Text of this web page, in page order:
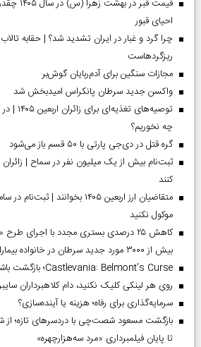
قیمت
احیای قبور
چرا گرد و غبار در ایران تشدید شد؟ | حقابه
ریزگردهاست
مجازات سنگین برای آدم‌ربایان گوش‌بر
واکسن جدید سرطان پانکراس امیدبخش شد
چه نخوریم؟
گره قتل در دی‌جی پارتی با ۵۰ قسم باز می‌شود
ثبت‌نام بیش از یک میلیون نفر در سماح |
کنند
متقاضیان ارز اربعین ۱۴۰۵
موکول نکنید
کاهش ۲۵ درصدی بستری مجدد با اجرای
بیش از ۳۰۰۰ مورد جدید سرطان در خانواده بیماران
Castlevania: Belmont’s Curse؛ بازگشت باشکوه شکارچیان خون‌آشام
روی هر لینکی کلیک نکنید، دام کلاهبرداران
سرمایه‌گذاری برای رفاه؛ هزینه یا آینده‌سازی؟
بازگشت مسعود شصت‌چی با دردسر‌های تازه؛ از
تا پایان فیلمبرداری «مرد سه‌هزارچهره»